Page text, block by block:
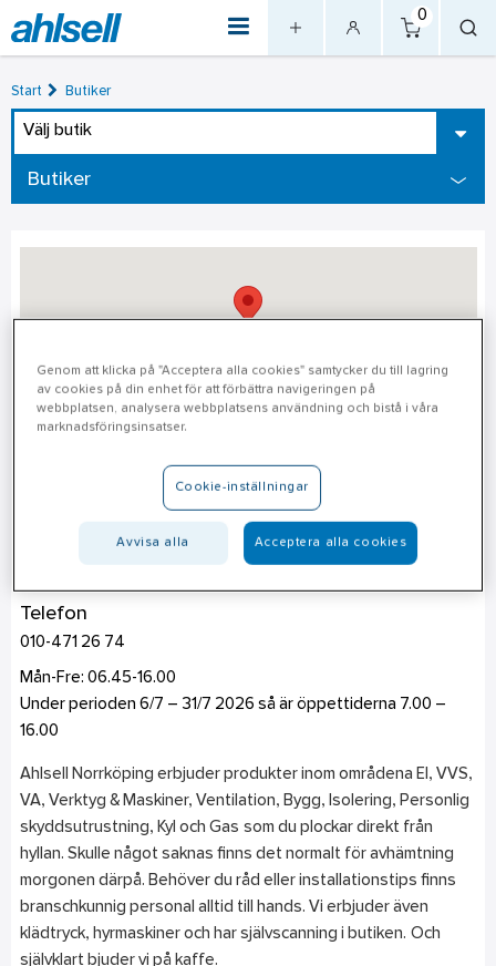
0
Start Butiker
Välj butik
Butiker
Kiselgatan 33
Telefon
010-471 26 74
Mån-Fre: 06.45-16.00
Under perioden 6/7 – 31/7 2026 så är öppettiderna 7.00 –
16.00
Ahlsell Norrköping erbjuder produkter inom områdena El, VVS,
VA, Verktyg & Maskiner, Ventilation, Bygg, Isolering, Personlig
skyddsutrustning, Kyl och Gas som du plockar direkt från
hyllan. Skulle något saknas finns det normalt för avhämtning
morgonen därpå. Behöver du råd eller installationstips finns
branschkunnig personal alltid till hands. Vi erbjuder även
klädtryck, hyrmaskiner och har självscanning i butiken. Och
självklart bjuder vi på kaffe.
Genom att klicka på "Acceptera alla cookies" samtycker du till lagring
av cookies på din enhet för att förbättra navigeringen på
webbplatsen, analysera webbplatsens användning och bistå i våra
marknadsföringsinsatser.
Cookie-inställningar
Avvisa alla Acceptera alla cookies